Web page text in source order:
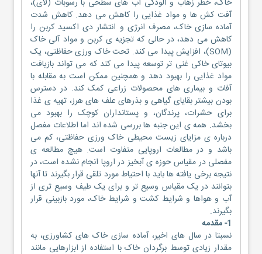
خاک، خطر زهاب و آلودگی آب های سطحی با رسوبات (لای)،
آفت کش ها و مواد غذایی را کاهش می دهد. کاهش شدت
آماده سازی خاک، مصرف انرژی و انتشار دی اکسید کربن را
کاهش می دهد، در حالی که تجزیه ی کربن و مواد آلی خاک
(SOM)، افزایش پیدا می کند. تحت خاک ورزی حفاظتی، یک
بیوتای خاکی غنی تر توسعه پیدا می کند که می تواند بازیافت
مواد غذایی را بهبود دهد و همچنین ممکن است به مقابله با
آفات و بیماری های محصولات زراعی کمک کند. در دسترس
بودن بیشتر بقایای گیاهی و بذرهای علف های هرز، تهیه ی غذا
برای حشرات، پرندگان، و پستانداران کوچک را بهبود می
بخشد. همه ی این جنبه ها بررسی شده اند اما اطلاعات مفصل
درباره ی مزایای زیست محیطی خاک ورزی حفاظتی، کم می
باشد و در مطالعات اروپایی متفاوت است. هیچ مطالعه ی
مفصلی در مقیاس حوزه ی آبخیز در اروپا انجام نشده است، در
نتیجه برخی یافته ها باید با احتیاط مورد تلقی قرار بگیرند تا آنها
بتوانند در یک مقیاس وسیع تر و برای یک طیف وسیع تری از
آب و هواها و شرایط کشت و شرایط خاک، مورد بازبینی قرار
بگیرند.
1- مقدمه
نسبتا در سال های اخیر، آماده سازی خاک های کشاورزی، به
مقدار زیادی توسط برگردان خاک با استفاده از ابزارهایی مانند